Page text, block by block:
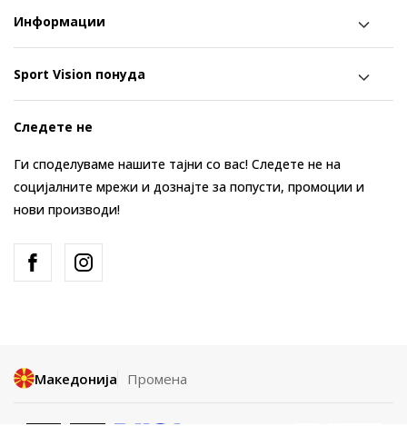
Информации
Sport Vision понуда
Следете не
Ги споделуваме нашите тајни со вас! Следете не на
социјалните мрежи и дознајте за попусти, промоции и
нови производи!
Македонија Промена